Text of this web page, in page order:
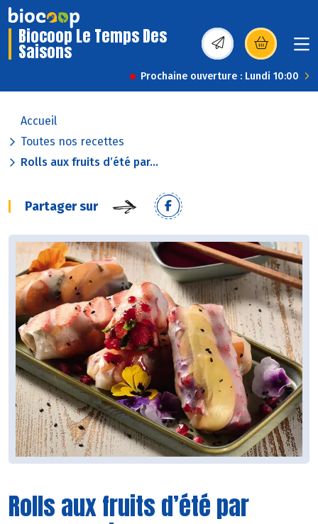
Biocoop Le Temps Des
Saisons (s’ouvre dans une
Prochaine ouverture : Lundi 10:00
Accueil
Toutes nos recettes
Rolls aux fruits d’été par...
Partager sur
Rolls aux fruits d’été par